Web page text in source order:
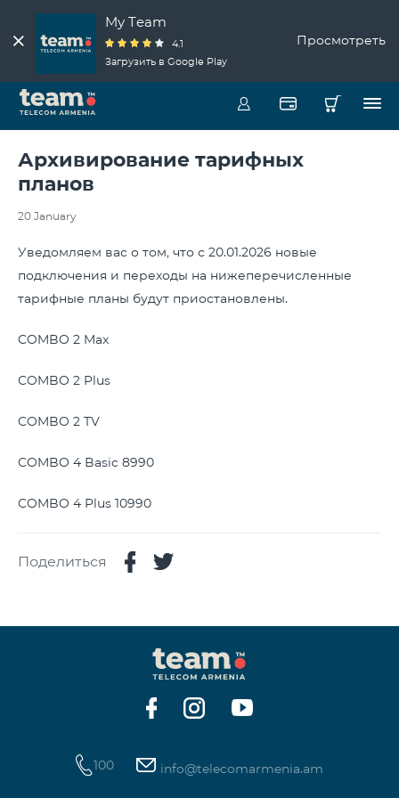
My Team
4.1
Загрузить в Google Play
Просмотреть
Архивирование тарифных
планов
20 January
Уведомляем вас о том, что с 20.01.2026 новые
подключения и переходы на нижеперечисленные
тарифные планы будут приостановлены.
COMBO 2 Max
COMBO 2 Plus
COMBO 2 TV
COMBO 4 Basic 8990
COMBO 4 Plus 10990
Поделиться
100 info@telecomarmenia.am